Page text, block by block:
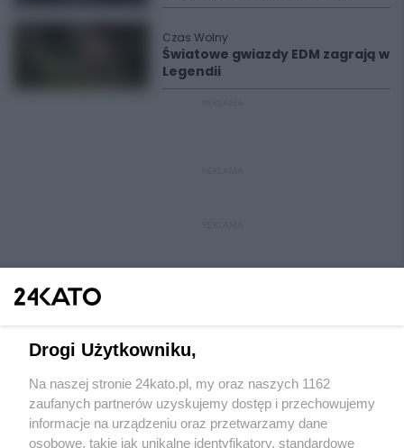
Czas Wolny
Światowe gwiazdy EDM zagrają w
Legendii
Wydawca mediów lokalnych
Drogi Użytkowniku,
Na naszej stronie 24kato.pl, my oraz naszych 1162
zaufanych partnerów uzyskujemy dostęp i przechowujemy
informacje na urządzeniu oraz przetwarzamy dane
osobowe, takie jak unikalne identyfikatory, standardowe